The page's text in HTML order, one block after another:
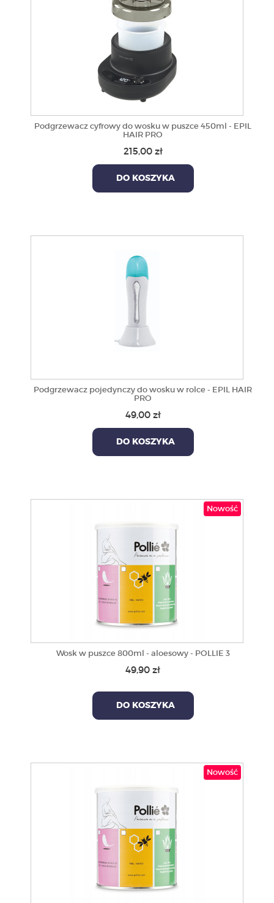
Podgrzewacz cyfrowy do wosku w puszce 450ml - EPIL
HAIR PRO
215,00 zł
DO KOSZYKA
Podgrzewacz pojedynczy do wosku w rolce - EPIL HAIR
PRO
49,00 zł
DO KOSZYKA
Nowość
Wosk w puszce 800ml - aloesowy - POLLIE 3
49,90 zł
DO KOSZYKA
Nowość